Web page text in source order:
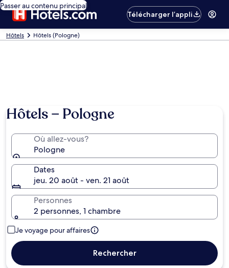
Passer au contenu principal
Télécharger l’appli
Hôtels Hôtels (Pologne)
Hôtels − Pologne
Où allez-vous?
Pologne
Dates
jeu. 20 août - ven. 21 août
Personnes
2 personnes, 1 chambre
Je voyage pour affaires
Rechercher